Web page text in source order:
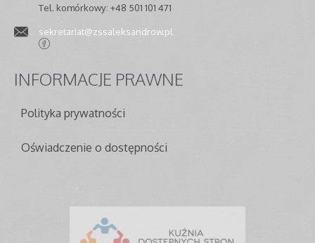
Tel. komórkowy: +48 501 101 471
sekretariat@zssaleksandrow.pl
INFORMACJE PRAWNE
Polityka prywatności
Oświadczenie o dostępności